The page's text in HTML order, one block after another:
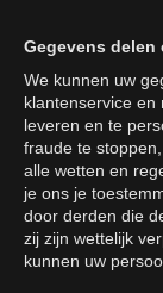
Gegevens delen
We kunnen uw
klantenservice en
leveren en te
fraude te
alle wetten en
je ons je
door derden die
zij zijn wettelijk
kunnen uw